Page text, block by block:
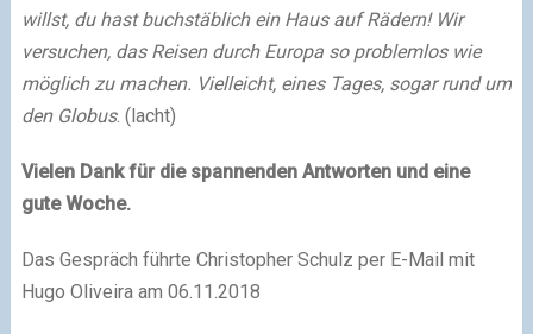
willst, du hast buchstäblich ein Haus auf Rädern! Wir
versuchen, das Reisen durch Europa so problemlos wie
möglich zu machen. Vielleicht, eines Tages, sogar rund um
den Globus. (lacht)
Vielen Dank für die spannenden Antworten und eine
gute Woche.
Das Gespräch führte Christopher Schulz per E-Mail mit
Hugo Oliveira am 06.11.2018